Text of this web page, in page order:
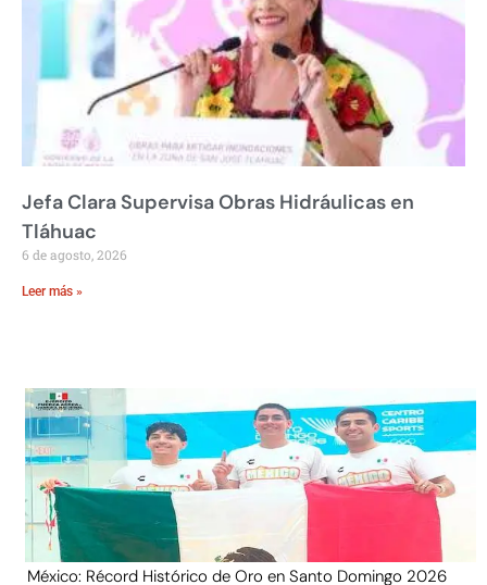
Jefa Clara Supervisa Obras Hidráulicas en
Tláhuac
6 de agosto, 2026
Leer más »
México: Récord Histórico de Oro en Santo Domingo 2026